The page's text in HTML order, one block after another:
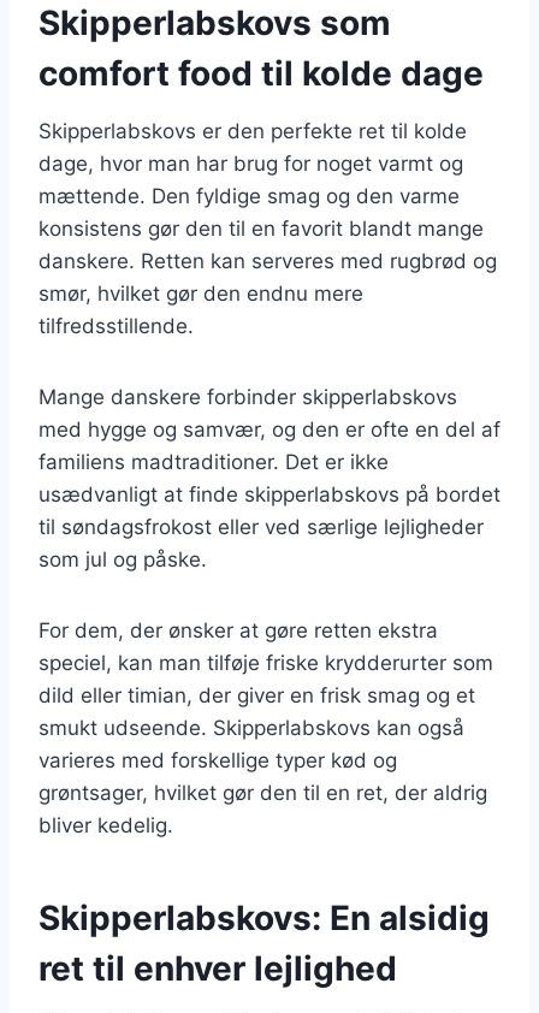
Skipperlabskovs som
comfort food til kolde dage
Skipperlabskovs er den perfekte ret til kolde
dage, hvor man har brug for noget varmt og
mættende. Den fyldige smag og den varme
konsistens gør den til en favorit blandt mange
danskere. Retten kan serveres med rugbrød og
smør, hvilket gør den endnu mere
tilfredsstillende.
Mange danskere forbinder skipperlabskovs
med hygge og samvær, og den er ofte en del af
familiens madtraditioner. Det er ikke
usædvanligt at finde skipperlabskovs på bordet
til søndagsfrokost eller ved særlige lejligheder
som jul og påske.
For dem, der ønsker at gøre retten ekstra
speciel, kan man tilføje friske krydderurter som
dild eller timian, der giver en frisk smag og et
smukt udseende. Skipperlabskovs kan også
varieres med forskellige typer kød og
grøntsager, hvilket gør den til en ret, der aldrig
bliver kedelig.
Skipperlabskovs: En alsidig
ret til enhver lejlighed